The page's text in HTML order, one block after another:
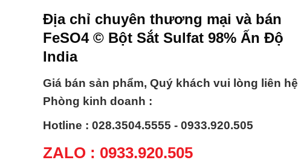
Địa chỉ chuyên thương mại và bán
FeSO4 © Bột Sắt Sulfat 98% Ấn Độ
India
Giá bán sản phẩm, Quý khách vui lòng liên hệ
Phòng kinh doanh :
Hotline : 028.3504.5555 - 0933.920.505
ZALO : 0933.920.505